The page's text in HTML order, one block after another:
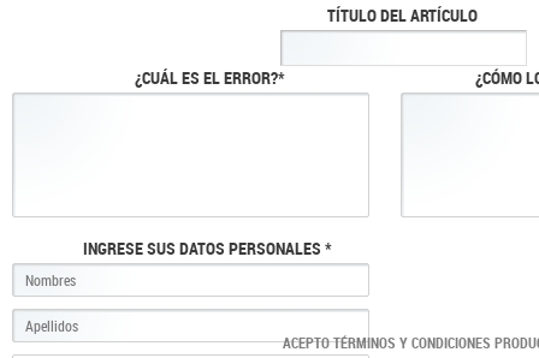
TÍTULO DEL ARTÍCULO
¿CUÁL ES EL ERROR?* ¿CÓMO
INGRESE SUS DATOS PERSONALES *
ACEPTO TÉRMINOS Y CONDICIONES